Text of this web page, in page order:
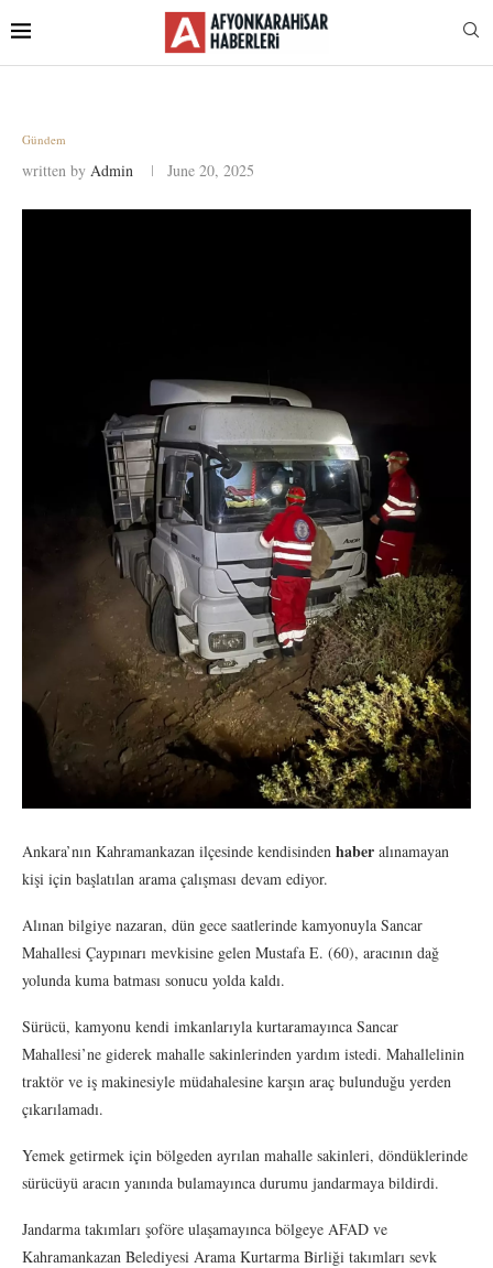
Gündem
written by Admin June 20, 2025
Ankara’nın Kahramankazan ilçesinde kendisinden haber alınamayan
kişi için başlatılan arama çalışması devam ediyor.
Alınan bilgiye nazaran, dün gece saatlerinde kamyonuyla Sancar
Mahallesi Çaypınarı mevkisine gelen Mustafa E. (60), aracının dağ
yolunda kuma batması sonucu yolda kaldı.
Sürücü, kamyonu kendi imkanlarıyla kurtaramayınca Sancar
Mahallesi’ne giderek mahalle sakinlerinden yardım istedi. Mahallelinin
traktör ve iş makinesiyle müdahalesine karşın araç bulunduğu yerden
çıkarılamadı.
Yemek getirmek için bölgeden ayrılan mahalle sakinleri, döndüklerinde
sürücüyü aracın yanında bulamayınca durumu jandarmaya bildirdi.
Jandarma takımları şoföre ulaşamayınca bölgeye AFAD ve
Kahramankazan Belediyesi Arama Kurtarma Birliği takımları sevk